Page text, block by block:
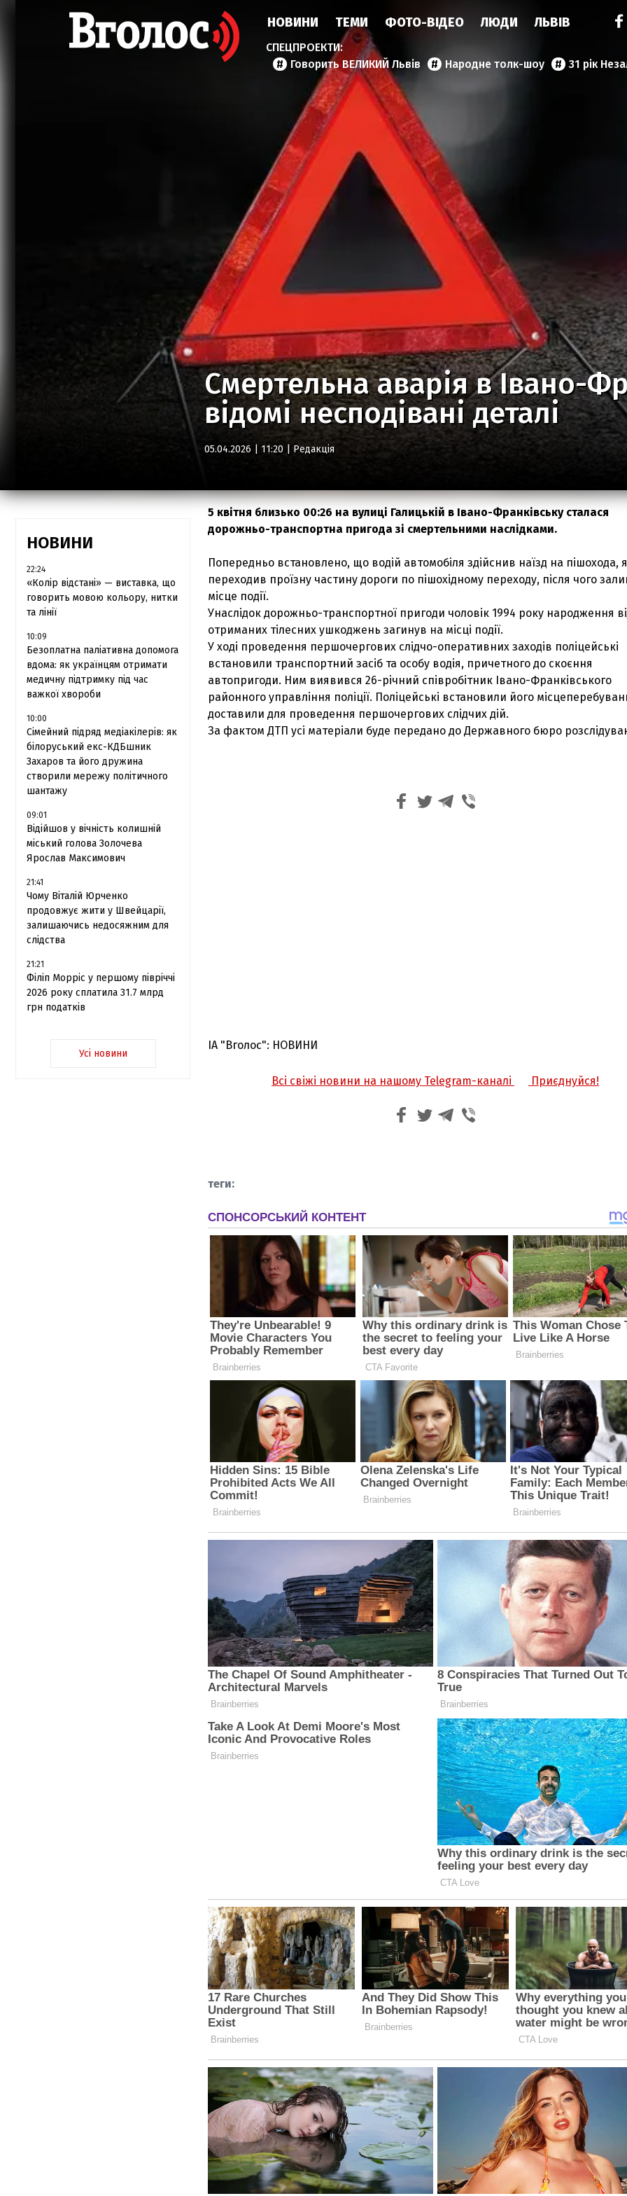
НОВИНИ ТЕМИ ФОТО-ВІДЕО ЛЮДИ ЛЬВІВ
Говорить ВЕЛИКИЙ Львів Народне толк-шоу 31 рік
Смертельна аварія в Івано-
відомі несподівані деталі
05.04.2026 | 11:20 | Редакція
НОВИНИ
22:24
«Колір відстані» — виставка, що
говорить мовою кольору, нитки
та лінії
10:09
Безоплатна паліативна допомога
вдома: як українцям отримати
медичну підтримку під час
важкої хвороби
10:00
Сімейний підряд медіакілерів: як
білоруський екс-КДБшник
Захаров та його дружина
створили мережу політичного
шантажу
09:01
Відійшов у вічність колишній
міський голова Золочева
Ярослав Максимович
21:41
Чому Віталій Юрченко
продовжує жити у Швейцарії,
залишаючись недосяжним для
слідства
21:21
Філіп Морріс у першому півріччі
2026 року сплатила 31.7 млрд
грн податків
Усі новини
5 квітня близько 00:26 на вулиці Галицькій в Івано-Франківську сталася
дорожньо-транспортна пригода зі смертельними наслідками.
Попередньо встановлено, що водій автомобіля здійснив наїзд на пішохода,
переходив проїзну частину дороги по пішохідному переходу, після чого
місце події.
Унаслідок дорожньо-транспортної пригоди чоловік 1994 року народження
отриманих тілесних ушкоджень загинув на місці події.
У ході проведення першочергових слідчо-оперативних заходів поліцейські
встановили транспортний засіб та особу водія, причетного до скоєння
автопригоди. Ним виявився 26-річний співробітник Івано-Франківського
районного управління поліції. Поліцейські встановили його
доставили для проведення першочергових слідчих дій.
За фактом ДТП усі матеріали буде передано до Державного бюро
ІА "Вголос": НОВИНИ
Всі свіжі новини на нашому Telegram-каналі Приєднуйся!
З'явилося відео знищеного ворожого